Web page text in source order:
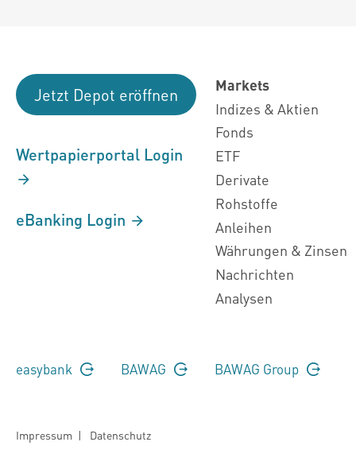
Jetzt Depot eröffnen
Wertpapierportal Login
eBanking Login
Markets
Indizes & Aktien
Fonds
ETF
Derivate
Rohstoffe
Anleihen
Währungen & Zinsen
Nachrichten
Analysen
easybank BAWAG BAWAG Group
Impressum | Datenschutz